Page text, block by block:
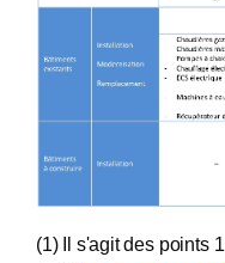
(1) Il s'agit des points